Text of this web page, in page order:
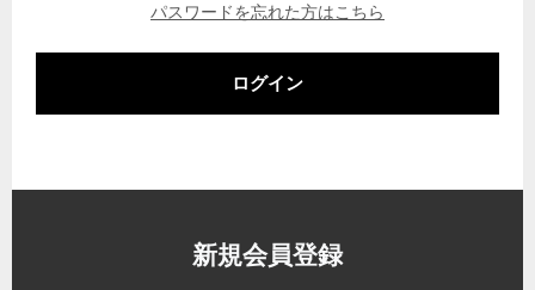
パスワードを忘れた方はこちら
ログイン
新規会員登録